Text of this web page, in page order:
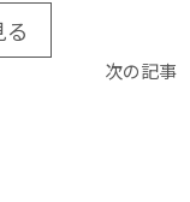
次の記事